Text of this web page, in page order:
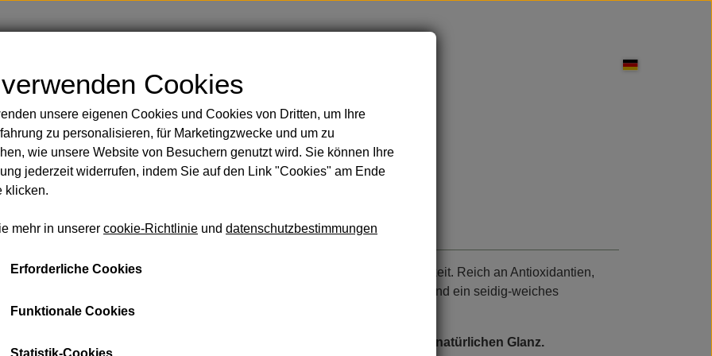
Rasur
und Körper
Öle
Handbemalte Duschvorhänge Körperpflege
und Taschen
Handtücher
Seife und Shampoo Lakritz und Leckereien
Acai-Öl
Von € 29,30
100% reines, biologisches Acai-Öl - kaltgepresst für maximale Wirksamkeit. Reich an Antioxidantien,
Mineralien und essentiellen Fettsäuren, die die Haut schützen, nähren und ein seidig-weiches
Hautgefühl hinterlassen. Tiefgrüne Farbe - das Gütesiegel der Natur.
Spendet intensive Nährstoffe und verleiht der Haut einen schönen, natürlichen Glanz.
Cookies
unsere eigenen Cookies und Cookies von Dritten, um Ihre
zu personalisieren, für Marketingzwecke und um zu
wie unsere Website von Besuchern genutzt wird. Sie können Ihre
jederzeit widerrufen, indem Sie auf den Link "Cookies" am Ende
klicken.
mehr in unserer cookie-Richtlinie und datenschutzbestimmungen
Erforderliche Cookies
Funktionale Cookies
Statistik-Cookies